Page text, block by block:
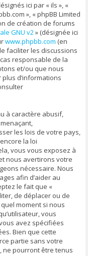
ici par « ils », «
», « phpBB Limited
de création de forums
GNU v2» (désignée ici
www.phpbb.com (en
faciliter les discussions
responsable de la
et/ou que nous
d’informations
à caractère abusif,
les lois de votre pays,
la loi
vous vous exposez à
nous avertirons votre
nécessaire. Nous
afin d’aider au
le fait que «
de déplacer ou de
moment si nous
vous
avez spécifiées
Bien que cette
partie sans votre
ne pourront être tenus